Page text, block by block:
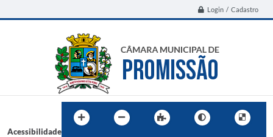
Login / Cadastro
Acessibilidade